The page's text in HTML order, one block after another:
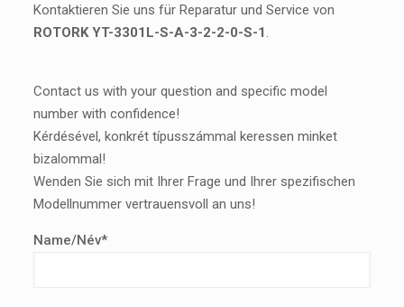
Kontaktieren Sie uns für Reparatur und Service von
ROTORK YT-3301L-S-A-3-2-2-0-S-1 .
Contact us with your question and specific model
number with confidence!
Kérdésével, konkrét típusszámmal keressen minket
bizalommal!
Wenden Sie sich mit Ihrer Frage und Ihrer spezifischen
Modellnummer vertrauensvoll an uns!
Name/Név*